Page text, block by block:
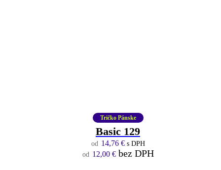
Tričko Pánske
Basic 129
14,76 € s DPH
12,00 €bez DPH